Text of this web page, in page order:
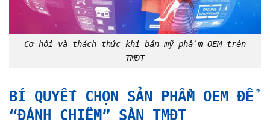
Cơ hội và thách thức khi bán mỹ phẩm OEM trên
TMĐT
BÍ QUYẾT CHỌN SẢN PHẨM OEM ĐỂ
“ĐÁNH CHIẾM” SÀN TMĐT